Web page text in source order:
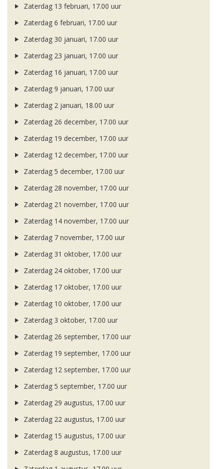
Zaterdag 13 februari, 17.00 uur
Zaterdag 6 februari, 17.00 uur
Zaterdag 30 januari, 17.00 uur
Zaterdag 23 januari, 17.00 uur
Zaterdag 16 januari, 17.00 uur
Zaterdag 9 januari, 17.00 uur
Zaterdag 2 januari, 18.00 uur
Zaterdag 26 december, 17.00 uur
Zaterdag 19 december, 17.00 uur
Zaterdag 12 december, 17.00 uur
Zaterdag 5 december, 17.00 uur
Zaterdag 28 november, 17.00 uur
Zaterdag 21 november, 17.00 uur
Zaterdag 14 november, 17.00 uur
Zaterdag 7 november, 17.00 uur
Zaterdag 31 oktober, 17.00 uur
Zaterdag 24 oktober, 17.00 uur
Zaterdag 17 oktober, 17.00 uur
Zaterdag 10 oktober, 17.00 uur
Zaterdag 3 oktober, 17.00 uur
Zaterdag 26 september, 17.00 uur
Zaterdag 19 september, 17.00 uur
Zaterdag 12 september, 17.00 uur
Zaterdag 5 september, 17.00 uur
Zaterdag 29 augustus, 17.00 uur
Zaterdag 22 augustus, 17.00 uur
Zaterdag 15 augustus, 17.00 uur
Zaterdag 8 augustus, 17.00 uur